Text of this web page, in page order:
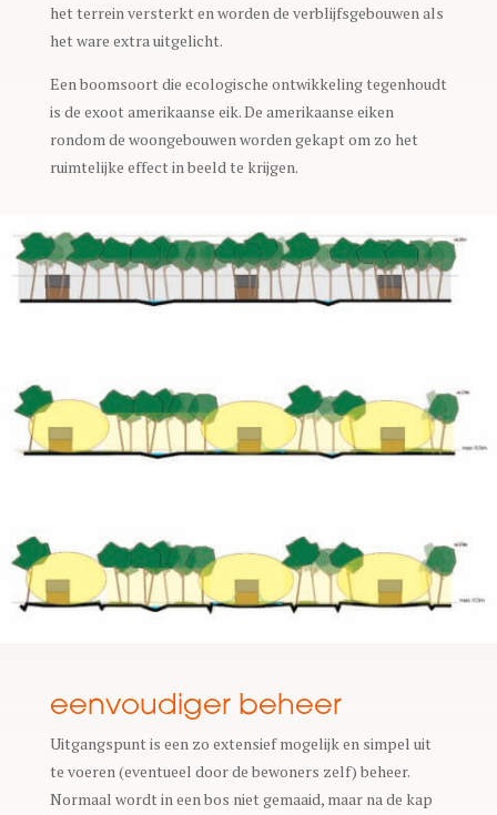
het terrein versterkt en worden de verblijfsgebouwen als
het ware extra uitgelicht.
Een boomsoort die ecologische ontwikkeling tegenhoudt
is de exoot amerikaanse eik. De amerikaanse eiken
rondom de woongebouwen worden gekapt om zo het
ruimtelijke effect in beeld te krijgen.
eenvoudiger beheer
Uitgangspunt is een zo extensief mogelijk en simpel uit
te voeren (eventueel door de bewoners zelf) beheer.
Normaal wordt in een bos niet gemaaid, maar na de kap